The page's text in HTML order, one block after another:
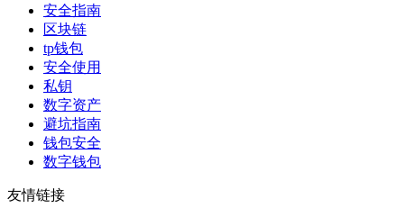
安全指南
区块链
tp钱包
安全使用
私钥
数字资产
避坑指南
钱包安全
数字钱包
友情链接